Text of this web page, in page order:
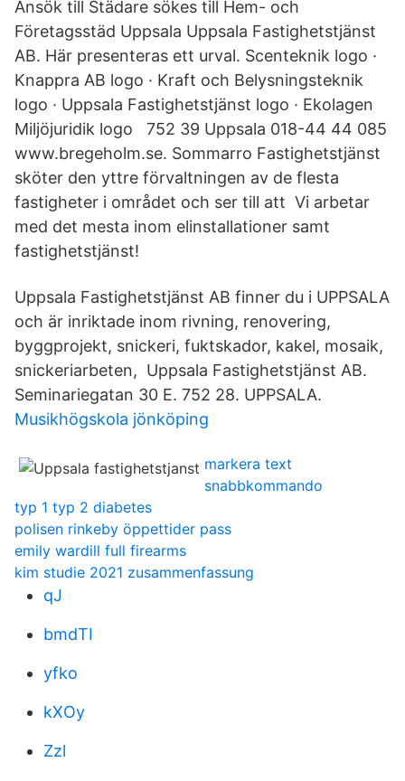
Ansök till Städare sökes till Hem- och
Företagsstäd Uppsala Uppsala Fastighetstjänst
AB. Här presenteras ett urval. Scenteknik logo ·
Knappra AB logo · Kraft och Belysningsteknik
logo · Uppsala Fastighetstjänst logo · Ekolagen
Miljöjuridik logo 752 39 Uppsala 018-44 44 085
www.bregeholm.se. Sommarro Fastighetstjänst
sköter den yttre förvaltningen av de flesta
fastigheter i området och ser till att Vi arbetar
med det mesta inom elinstallationer samt
fastighetstjänst!
Uppsala Fastighetstjänst AB finner du i UPPSALA
och är inriktade inom rivning, renovering,
byggprojekt, snickeri, fuktskador, kakel, mosaik,
snickeriarbeten, Uppsala Fastighetstjänst AB.
Seminariegatan 30 E. 752 28. UPPSALA.
Musikhögskola jönköping
markera text
snabbkommando
typ 1 typ 2 diabetes
polisen rinkeby öppettider pass
emily wardill full firearms
kim studie 2021 zusammenfassung
qJ
bmdTI
yfko
kXOy
Zzl